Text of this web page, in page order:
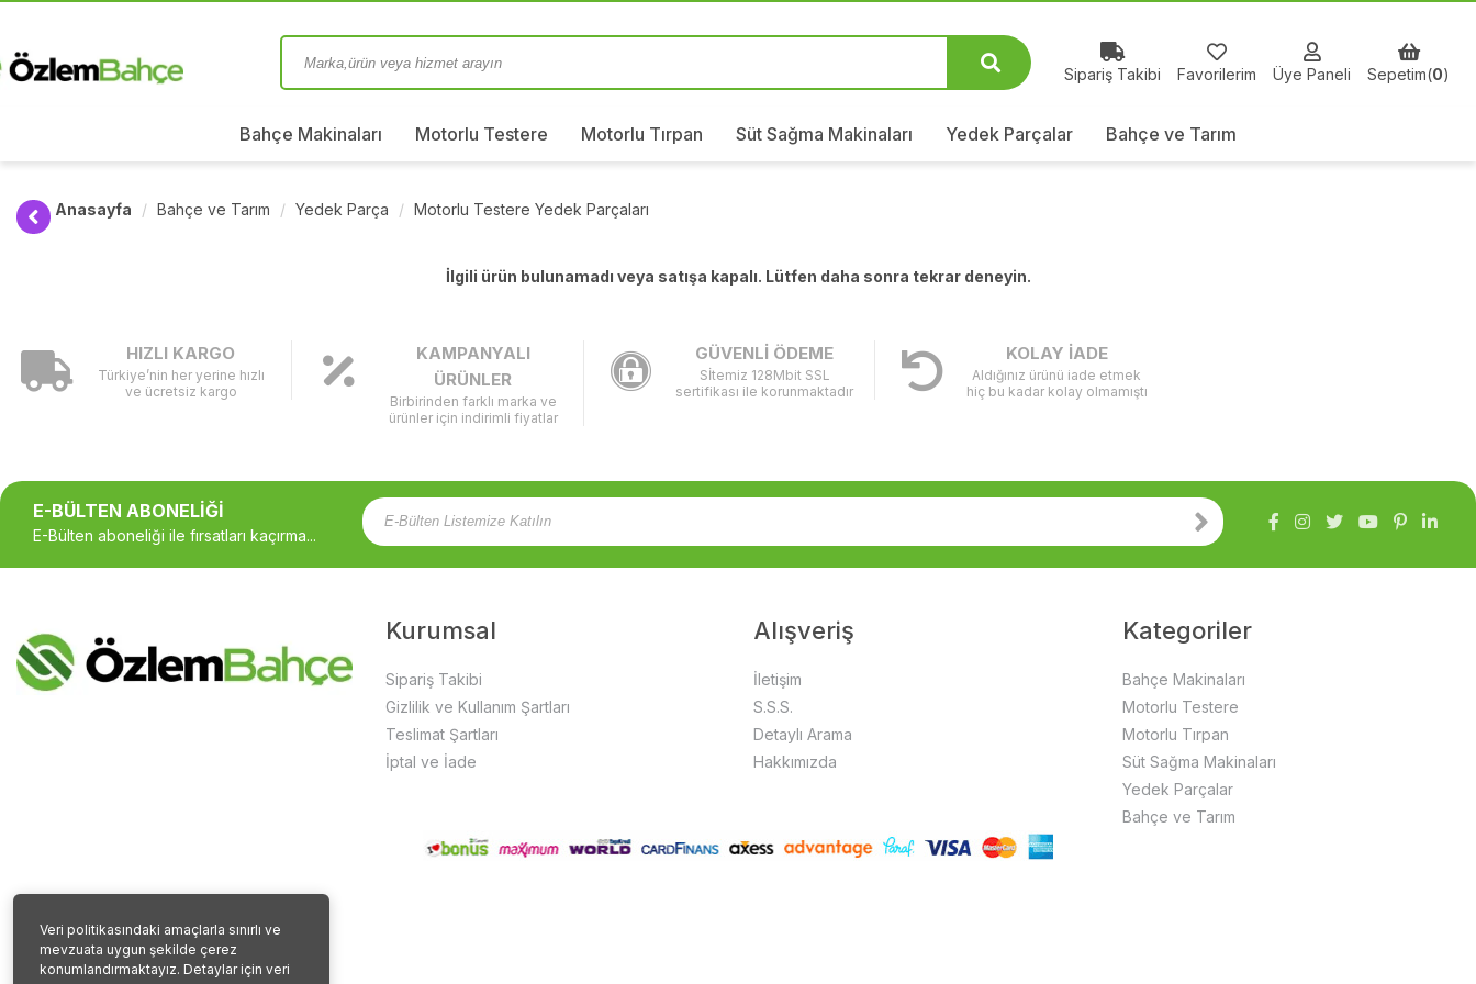
Veri politikasındaki amaçlarla sınırlı ve
mevzuata uygun şekilde çerez
konumlandırmaktayız. Detaylar için veri
Sipariş Takibi Favorilerim Üye Paneli Sepetim(0)
Bahçe Makinaları Motorlu Testere Motorlu Tırpan Süt Sağma Makinaları Yedek Parçalar Bahçe ve Tarım
Anasayfa Bahçe ve Tarım Yedek Parça Motorlu Testere Yedek Parçaları
İlgili ürün bulunamadı veya satışa kapalı. Lütfen daha sonra tekrar deneyin.
HIZLI KARGO
Türkiye’nin her yerine hızlı
ve ücretsiz kargo
KAMPANYALI
ÜRÜNLER
Birbirinden farklı marka ve
ürünler için indirimli fiyatlar
GÜVENLİ ÖDEME
Sİtemiz 128Mbit SSL
sertifikası ile korunmaktadır
KOLAY İADE
Aldığınız ürünü iade etmek
hiç bu kadar kolay olmamıştı
E-BÜLTEN ABONELİĞİ
E-Bülten aboneliği ile fırsatları kaçırma...
Kurumsal
Sipariş Takibi
Gizlilik ve Kullanım Şartları
Teslimat Şartları
İptal ve İade
Alışveriş
İletişim
S.S.S.
Detaylı Arama
Hakkımızda
Kategoriler
Bahçe Makinaları
Motorlu Testere
Motorlu Tırpan
Süt Sağma Makinaları
Yedek Parçalar
Bahçe ve Tarım